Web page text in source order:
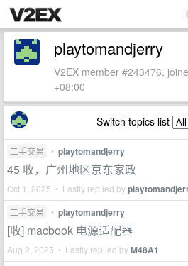
playtomandjerry
V2EX member #243476,
+08:00
Switch topics list
二手交易 • playtomandjerry
45 收，广州地区京东家政
Oct 1, 2025 • Lastly replied by
二手交易 • playtomandjerry
[收] macbook 电源适配器
Aug 2, 2025 • Lastly replied byM48A1